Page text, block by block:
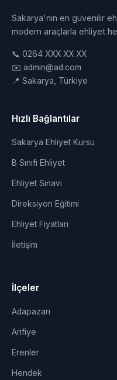
Sakarya'nın en güvenilir
modern araçlarla ehliyet
📞 0264 XXX XX XX
✉️ admin@ad.com
📍 Sakarya, Türkiye
Hızlı Bağlantılar
Sakarya Ehliyet Kursu
B Sınıfı Ehliyet
Ehliyet Sınavı
Direksiyon Eğitimi
Ehliyet Fiyatları
İletişim
İlçeler
Adapazarı
Arifiye
Erenler
Hendek